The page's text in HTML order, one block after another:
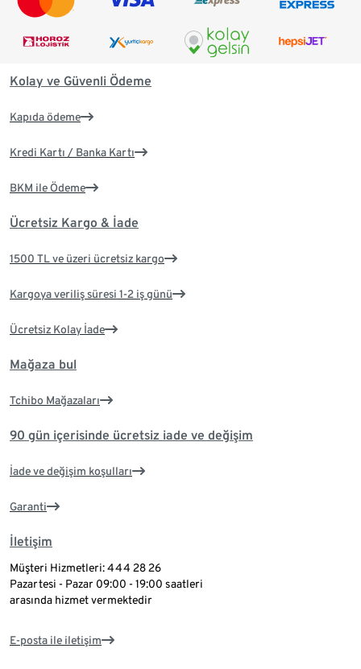
Kolay ve Güvenli Ödeme
Kapıda ödeme
Kredi Kartı / Banka Kartı
BKM ile Ödeme
Ücretsiz Kargo & İade
1500 TL ve üzeri ücretsiz kargo
Kargoya veriliş süresi 1-2 iş günü
Ücretsiz Kolay İade
Mağaza bul
Tchibo Mağazaları
90 gün içerisinde ücretsiz iade ve değişim
İade ve değişim koşulları
Garanti
İletişim
Müşteri Hizmetleri: 444 28 26
Pazartesi - Pazar 09:00 - 19:00 saatleri
arasında hizmet vermektedir
E-posta ile iletişim